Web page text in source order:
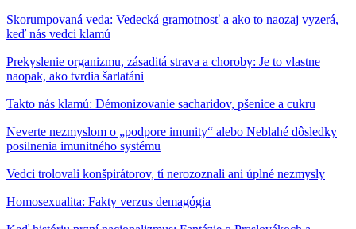
Skorumpovaná veda: Vedecká gramotnosť a ako to naozaj vyzerá,
keď nás vedci klamú
Prekyslenie organizmu, zásaditá strava a choroby: Je to vlastne
naopak, ako tvrdia šarlatáni
Takto nás klamú: Démonizovanie sacharidov, pšenice a cukru
Neverte nezmyslom o „podpore imunity“ alebo Neblahé dôsledky
posilnenia imunitného systému
Vedci trolovali konšpirátorov, tí nerozoznali ani úplné nezmysly
Homosexualita: Fakty verzus demagógia